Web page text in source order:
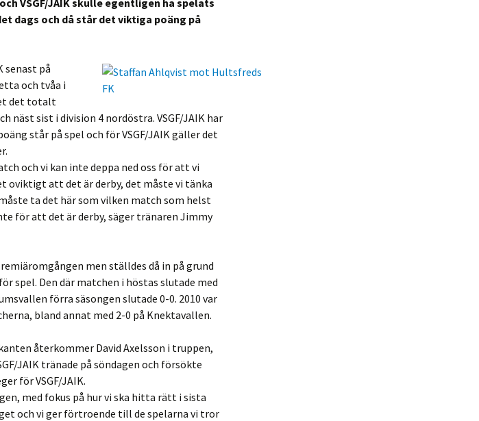
VSGF/JAIK skulle egentligen ha spelats
dags och då står det viktiga poäng på
senast på
och tvåa i
det totalt
sist i division 4 nordöstra. VSGF/JAIK har
står på spel och för VSGF/JAIK gäller det
och vi kan inte deppa ned oss för att vi
oviktigt att det är derby, det måste vi tänka
ta det här som vilken match som helst
för att det är derby, säger tränaren Jimmy
men ställdes då in på grund
spel. Den där matchen i höstas slutade med
förra säsongen slutade 0-0. 2010 var
bland annat med 2-0 på Knektavallen.
återkommer David Axelsson i truppen,
JAIK tränade på söndagen och försökte
för VSGF/JAIK.
med fokus på hur vi ska hitta rätt i sista
och vi ger förtroende till de spelarna vi tror